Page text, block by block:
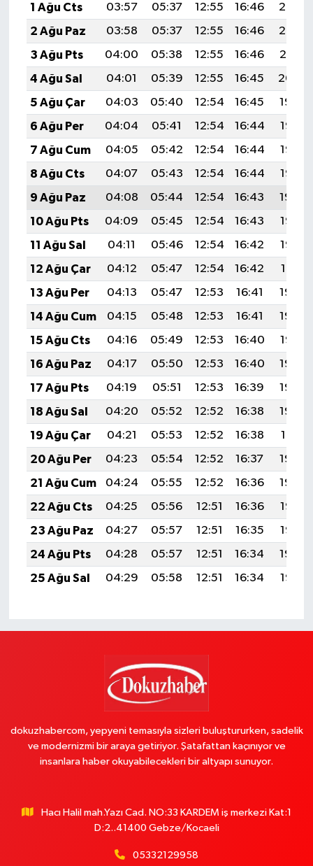
1 Ağu Cts
03:57 05:37 12:55 16:46
20:03
2 Ağu Paz
03:58 05:37 12:55 16:46
20:02
3 Ağu Pts
04:00 05:38 12:55 16:46
20:01
4 Ağu Sal
04:01 05:39 12:55 16:45
20:00
5 Ağu Çar
04:03 05:40 12:54 16:45
19:59
6 Ağu Per
04:04 05:41 12:54 16:44
19:58
7 Ağu Cum
04:05 05:42 12:54 16:44
19:57
8 Ağu Cts
04:07 05:43 12:54 16:44
19:55
9 Ağu Paz
04:08 05:44 12:54 16:43
19:54
10 Ağu Pts
04:09 05:45 12:54 16:43
19:53
11 Ağu Sal
04:11 05:46 12:54 16:42
19:52
12 Ağu Çar
04:12 05:47 12:54 16:42
19:51
13 Ağu Per
04:13 05:47 12:53 16:41
19:49
14 Ağu Cum
04:15 05:48 12:53 16:41
19:48
15 Ağu Cts
04:16 05:49 12:53 16:40
19:47
16 Ağu Paz
04:17 05:50 12:53 16:40
19:45
17 Ağu Pts
04:19 05:51 12:53 16:39
19:44
18 Ağu Sal
04:20 05:52 12:52 16:38
19:43
19 Ağu Çar
04:21 05:53 12:52 16:38
19:41
20 Ağu Per
04:23 05:54 12:52 16:37
19:40
21 Ağu Cum
04:24 05:55 12:52 16:36
19:39
22 Ağu Cts
04:25 05:56 12:51 16:36
19:37
23 Ağu Paz
04:27 05:57 12:51 16:35
19:36
24 Ağu Pts
04:28 05:57 12:51 16:34
19:34
25 Ağu Sal
04:29 05:58 12:51 16:34 19:33
dokuzhabercom, yepyeni temasıyla sizleri buluştururken, sadelik
ve modernizmi bir araya getiriyor. Şatafattan kaçınıyor ve
insanlara haber okuyabilecekleri bir altyapı sunuyor.
Hacı Halil mah.Yazı Cad. NO:33 KARDEM iş merkezi Kat:1
D:2..41400 Gebze/Kocaeli
05332129958